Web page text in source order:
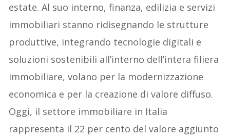
estate. Al suo interno, finanza, edilizia e servizi
immobiliari stanno ridisegnando le strutture
produttive, integrando tecnologie digitali e
soluzioni sostenibili all’interno dell’intera filiera
immobiliare, volano per la modernizzazione
economica e per la creazione di valore diffuso.
Oggi, il settore immobiliare in Italia
rappresenta il 22 per cento del valore aggiunto